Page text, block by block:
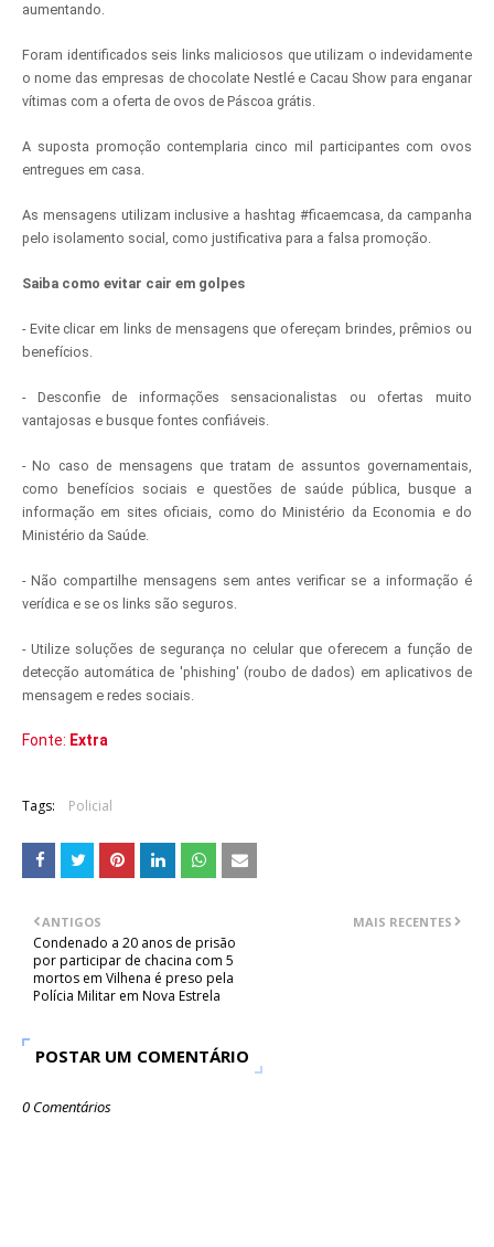
aumentando.
Foram identificados seis links maliciosos que utilizam o indevidamente
o nome das empresas de chocolate Nestlé e Cacau Show para enganar
vítimas com a oferta de ovos de Páscoa grátis.
A suposta promoção contemplaria cinco mil participantes com ovos
entregues em casa.
As mensagens utilizam inclusive a hashtag #ficaemcasa, da campanha
pelo isolamento social, como justificativa para a falsa promoção.
Saiba como evitar cair em golpes
- Evite clicar em links de mensagens que ofereçam brindes, prêmios ou
benefícios.
- Desconfie de informações sensacionalistas ou ofertas muito
vantajosas e busque fontes confiáveis.
- No caso de mensagens que tratam de assuntos governamentais,
como benefícios sociais e questões de saúde pública, busque a
informação em sites oficiais, como do Ministério da Economia e do
Ministério da Saúde.
- Não compartilhe mensagens sem antes verificar se a informação é
verídica e se os links são seguros.
- Utilize soluções de segurança no celular que oferecem a função de
detecção automática de 'phishing' (roubo de dados) em aplicativos de
mensagem e redes sociais.
Fonte: Extra
Tags: Policial
MAIS RECENTES
ANTIGOS
Condenado a 20 anos de prisão
por participar de chacina com 5
mortos em Vilhena é preso pela
Polícia Militar em Nova Estrela
POSTAR UM COMENTÁRIO
0 Comentários